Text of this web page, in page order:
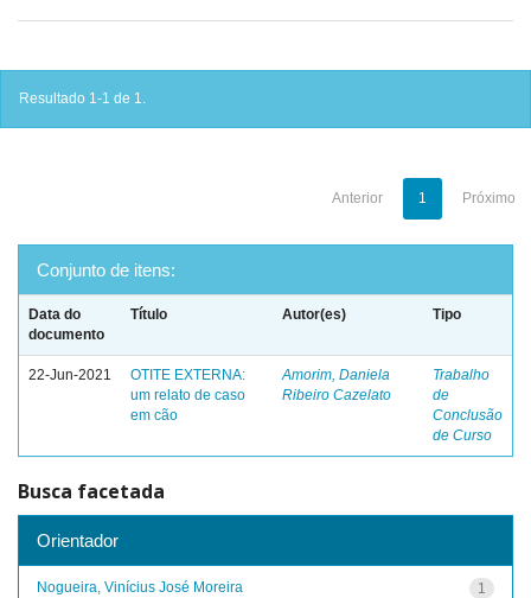
Resultado 1-1 de 1.
Anterior 1 Próximo
Conjunto de itens:
Data do
documento
Título Autor(es) Tipo
22-Jun-2021
OTITE EXTERNA:
um relato de caso
em cão
Amorim, Daniela
Ribeiro Cazelato
Trabalho
de
Conclusão
de Curso
Busca facetada
Orientador
1
Nogueira, Vinícius José Moreira